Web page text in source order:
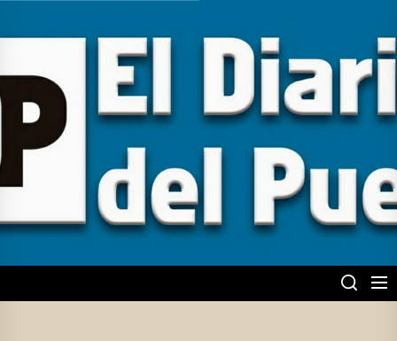
content
EL DIARIO DEL
PUEBLO